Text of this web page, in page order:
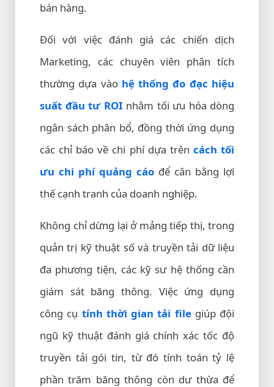
bán hàng.
Đối với việc đánh giá các chiến dịch
Marketing, các chuyên viên phân tích
thường dựa vào hệ thống đo đạc hiệu
suất đầu tư ROI nhằm tối ưu hóa dòng
ngân sách phân bổ, đồng thời ứng dụng
các chỉ báo về chi phí dựa trên cách tối
ưu chi phí quảng cáo để cân bằng lợi
thế cạnh tranh của doanh nghiệp.
Không chỉ dừng lại ở mảng tiếp thị, trong
quản trị kỹ thuật số và truyền tải dữ liệu
đa phương tiện, các kỹ sư hệ thống cần
giám sát băng thông. Việc ứng dụng
công cụ tính thời gian tải filegiúp đội
ngũ kỹ thuật đánh giá chính xác tốc độ
truyền tải gói tin, từ đó tính toán tỷ lệ
phần trăm băng thông còn dư thừa để